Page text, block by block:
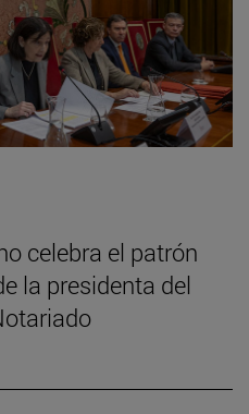
celebra el patrón
la presidenta del